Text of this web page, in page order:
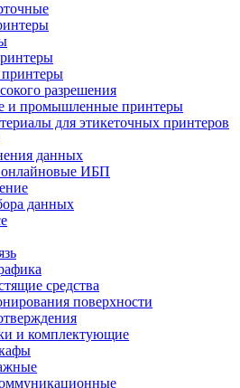
разрешения
и промышленные принтеры
для этикеточных принтеров
данных
ИБП
данных
средства
поверхности
и комплектующие